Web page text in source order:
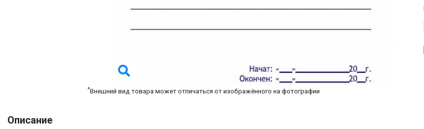
*Внешний вид товара может отличаться от изображённого на фотографии
Описание